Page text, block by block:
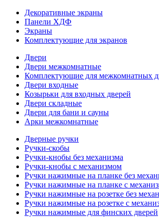
Декоративные экраны
Панели ХДФ
Экраны
Комплектующие для экранов
Двери
Двери межкомнатные
Комплектующие для межкомнатных
Двери входные
Козырьки для входных дверей
Двери складные
Двери для бани и сауны
Арки межкомнатные
Дверные ручки
Ручки-скобы
Ручки-кнобы без механизма
Ручки-кнобы с механизмом
Ручки нажимные на планке без
Ручки нажимные на планке с
Ручки нажимные на розетке без
Ручки нажимные на розетке с
Ручки нажимные для финских дверей